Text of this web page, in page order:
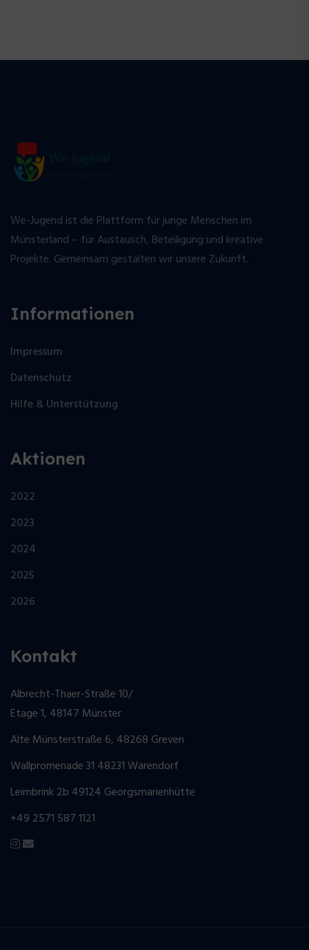
We-Jugend ist die Plattform für junge Menschen im
Münsterland – für Austausch, Beteiligung und kreative
Projekte. Gemeinsam gestalten wir unsere Zukunft.
Informationen
Impressum
Datenschutz
Hilfe & Unterstützung
Aktionen
2022
2023
2024
2025
2026
Kontakt
Albrecht-Thaer-Straße 10/
Etage 1, 48147 Münster
Alte Münsterstraße 6, 48268 Greven
Wallpromenade 31 48231 Warendorf
Leimbrink 2b 49124 Georgsmarienhütte
+49 2571 587 1121